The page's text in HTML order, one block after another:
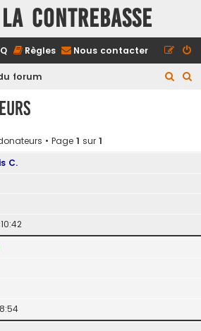
CONTREBASSE
Règles Nous contacter
forum
• Page 1 sur 1
C.